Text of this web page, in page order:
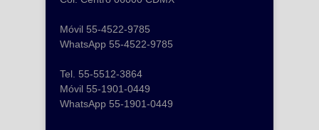
Móvil 55-4522-9785
WhatsApp 55-4522-9785
Tel. 55-5512-3864
Móvil 55-1901-0449
WhatsApp 55-1901-0449